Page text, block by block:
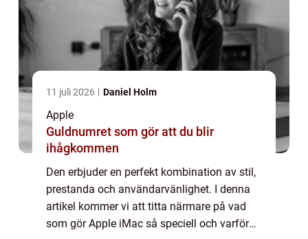
11 juli 2026 Daniel Holm
Apple
Guldnumret som gör att du blir
ihågkommen
Den erbjuder en perfekt kombination av stil,
prestanda och användarvänlighet. I denna
artikel kommer vi att titta närmare på vad
som gör Apple iMac så speciell och varför